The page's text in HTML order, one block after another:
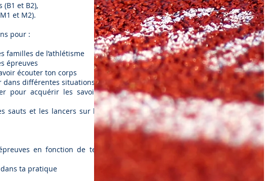
et B2),
et M2).
pour :
familles de l’athlétisme
épreuves
écouter ton corps
dans différentes situations
pour acquérir les savoir-
sauts et les lancers sur le
en fonction de tes
ta pratique